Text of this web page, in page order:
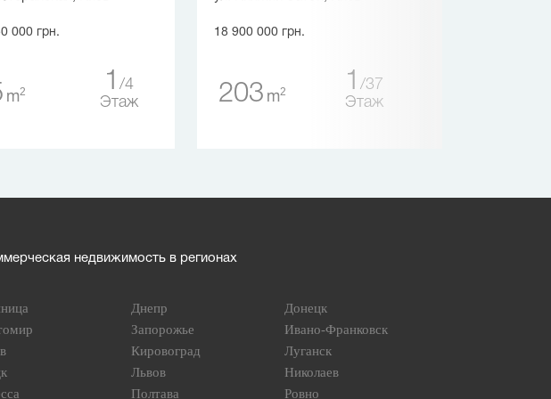
000 грн.
m2 1
4
Этаж
18 900 000 грн.
203 m2 1
37
Этаж
недвижимость в регионах
Днепр
Донецк
Запорожье
Ивано-Франковск
Кировоград
Луганск
Львов
Николаев
Полтава Ровно